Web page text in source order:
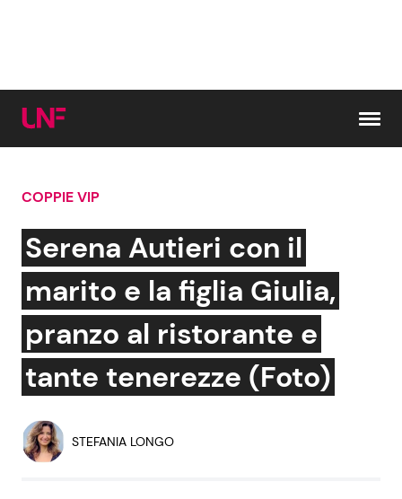
Cerca:
News e Cronaca
Attualità Italiana
Dal Mondo
Economia
Persone Scomparse
Gossip e TV
Bellezze VIP
Coppie VIP
COPPIE VIP
Serena Autieri con il
marito e la figlia Giulia,
pranzo al ristorante e
tante tenerezze (Foto)
STEFANIA LONGO